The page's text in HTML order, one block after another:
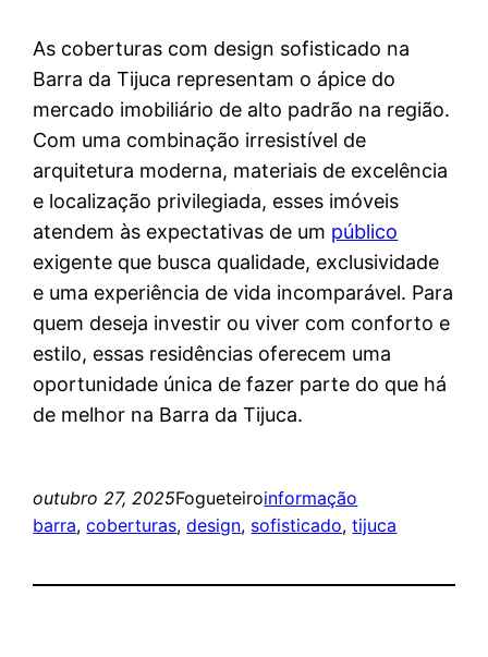
As coberturas com design sofisticado na
Barra da Tijuca representam o ápice do
mercado imobiliário de alto padrão na região.
Com uma combinação irresistível de
arquitetura moderna, materiais de excelência
e localização privilegiada, esses imóveis
atendem às expectativas de um público
exigente que busca qualidade, exclusividade
e uma experiência de vida incomparável. Para
quem deseja investir ou viver com conforto e
estilo, essas residências oferecem uma
oportunidade única de fazer parte do que há
de melhor na Barra da Tijuca.
outubro 27, 2025Fogueteiroinformação
barra, coberturas, design, sofisticado, tijuca